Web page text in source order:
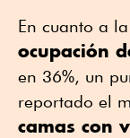
En cuanto a
ocupación
en 36%, un
reportado el
camas con